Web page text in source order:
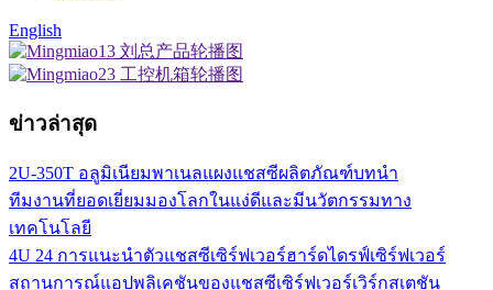
English
ข่าวล่าสุด
2U-350T อลูมิเนียมพาเนลแผงแชสซีผลิตภัณฑ์บทนำ
ทีมงานที่ยอดเยี่ยมมองโลกในแง่ดีและมีนวัตกรรมทาง
เทคโนโลยี
4U 24 การแนะนำตัวแชสซีเซิร์ฟเวอร์ฮาร์ดไดรฟ์เซิร์ฟเวอร์
สถานการณ์แอปพลิเคชันของแชสซีเซิร์ฟเวอร์เวิร์กสเตชัน